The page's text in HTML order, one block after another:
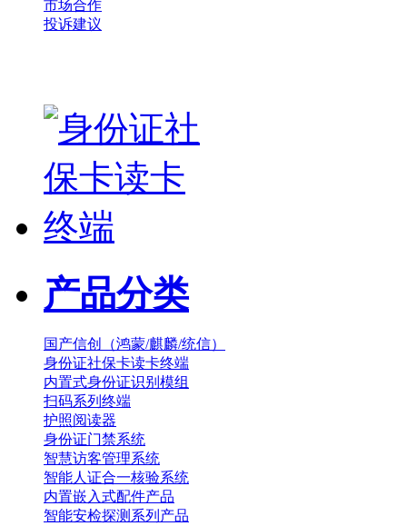
市场合作
投诉建议
产品分类
国产信创（鸿蒙/麒麟/统信）
身份证社保卡读卡终端
内置式身份证识别模组
扫码系列终端
护照阅读器
身份证门禁系统
智慧访客管理系统
智能人证合一核验系统
内置嵌入式配件产品
智能安检探测系列产品